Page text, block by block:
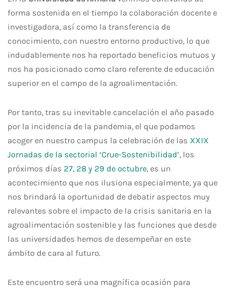
forma sostenida en el tiempo la colaboración docente e
investigadora, así como la transferencia de
conocimiento, con nuestro entorno productivo, lo que
indudablemente nos ha reportado beneficios mutuos y
nos ha posicionado como claro referente de educación
superior en el campo de la agroalimentación.
Por tanto, tras su inevitable cancelación el año pasado
por la incidencia de la pandemia, el que podamos
acoger en nuestro campus la celebración de las XXIX
Jornadas de la sectorial ‘Crue-Sostenibilidad’, los
próximos días 27, 28 y 29 de octubre, es un
acontecimiento que nos ilusiona especialmente, ya que
nos brindará la oportunidad de debatir aspectos muy
relevantes sobre el impacto de la crisis sanitaria en la
agroalimentación sostenible y las funciones que desde
las universidades hemos de desempeñar en este
ámbito de cara al futuro.
Este encuentro será una magnífica ocasión para